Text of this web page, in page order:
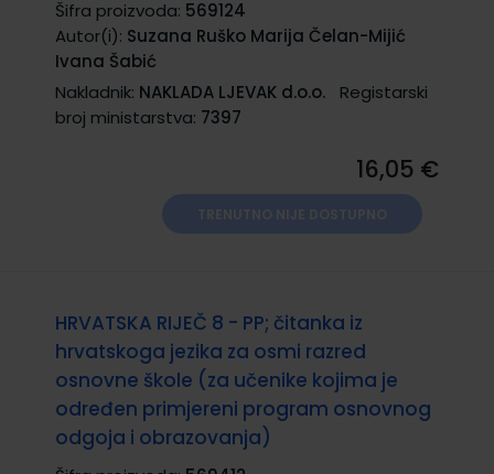
Šifra proizvoda: 569124
Autor(i): Suzana Ruško Marija Čelan-Mijić
Ivana Šabić
Nakladnik: NAKLADA LJEVAK d.o.o.
Registarski
broj ministarstva: 7397
16,05 €
HRVATSKA RIJEČ 8 - PP; čitanka iz
hrvatskoga jezika za osmi razred
osnovne škole (za učenike kojima je
određen primjereni program osnovnog
odgoja i obrazovanja)